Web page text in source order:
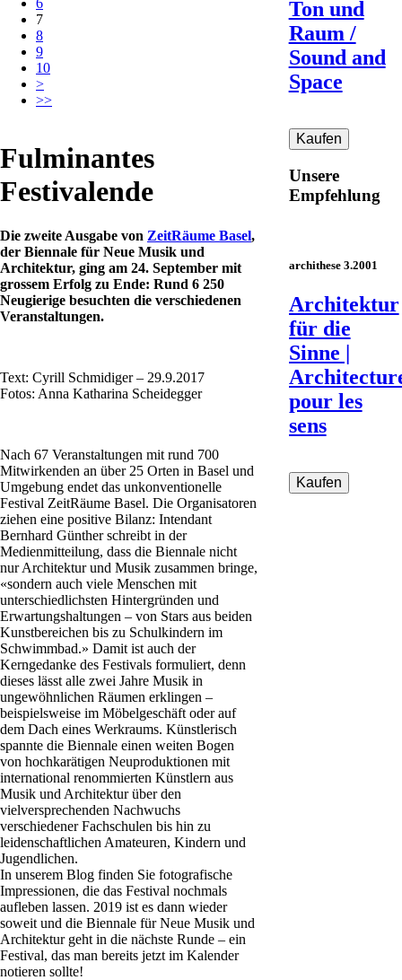
7
8
9
10
>
>>
Fulminantes
Festivalende
Die zweite Ausgabe von ZeitRäume Basel,
der Biennale für Neue Musik und
Architektur, ging am 24. September mit
grossem Erfolg zu Ende: Rund 6 250
Neugierige besuchten die verschiedenen
Veranstaltungen.
Text: Cyrill Schmidiger – 29.9.2017
Fotos: Anna Katharina Scheidegger
Nach 67 Veranstaltungen mit rund 700
Mitwirkenden an über 25 Orten in Basel und
Umgebung endet das unkonventionelle
Festival ZeitRäume Basel. Die Organisatoren
ziehen eine positive Bilanz: Intendant
Bernhard Günther schreibt in der
Medienmitteilung, dass die Biennale nicht
nur Architektur und Musik zusammen bringe,
«sondern auch viele Menschen mit
unterschiedlichsten Hintergründen und
Erwartungshaltungen – von Stars aus beiden
Kunstbereichen bis zu Schulkindern im
Schwimmbad.» Damit ist auch der
Kerngedanke des Festivals formuliert, denn
dieses lässt alle zwei Jahre Musik in
ungewöhnlichen Räumen erklingen –
beispielsweise im Möbelgeschäft oder auf
dem Dach eines Werkraums. Künstlerisch
spannte die Biennale einen weiten Bogen
von hochkarätigen Neuproduktionen mit
international renommierten Künstlern aus
Musik und Architektur über den
vielversprechenden Nachwuchs
verschiedener Fachschulen bis hin zu
leidenschaftlichen Amateuren, Kindern und
Jugendlichen.
In unserem Blog finden Sie fotografische
Impressionen, die das Festival nochmals
aufleben lassen. 2019 ist es dann wieder
soweit und die Biennale für Neue Musik und
Architektur geht in die nächste Runde – ein
Festival, das man bereits jetzt im Kalender
notieren sollte!
Ton und
Raum /
Sound and
Space
Unsere
Empfehlung
archithese 3.2001
Architektur
für die
Sinne |
pour les
sens